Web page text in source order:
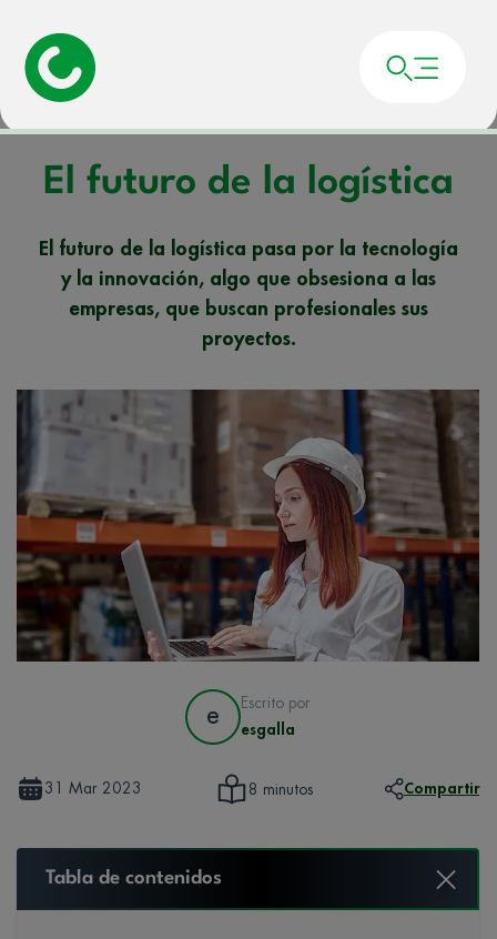
Portada»
El futuro de la logística
El futuro de la logística pasa por la tecnología
y la innovación, algo que obsesiona a las
empresas, que buscan profesionales sus
proyectos.
e
Escrito por
esgalla
31 Mar 2023 8 minutos Compartir
Tabla de contenidos